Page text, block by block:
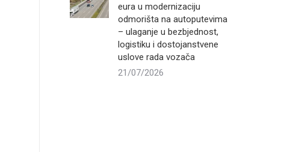
eura u modernizaciju
odmorišta na autoputevima
– ulaganje u bezbjednost,
logistiku i dostojanstvene
uslove rada vozača
21/07/2026